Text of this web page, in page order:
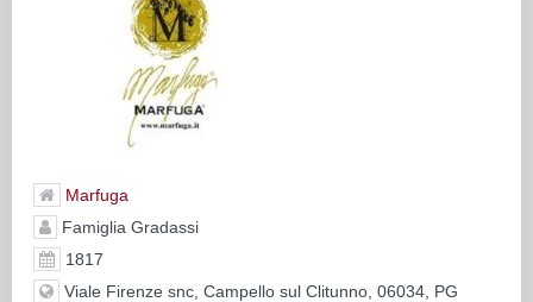
Marfuga
Famiglia Gradassi
1817
Viale Firenze snc, Campello sul Clitunno, 06034, PG